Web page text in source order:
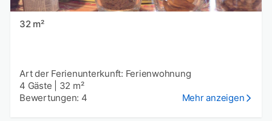
32 m²
Art der Ferienunterkunft: Ferienwohnung
4 Gäste
32 m²
Bewertungen: 4
Mehr anzeigen